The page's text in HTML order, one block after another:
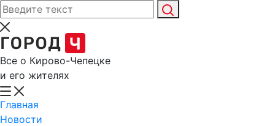
Все о Кирово-Чепецке
и его жителях
Главная
Новости